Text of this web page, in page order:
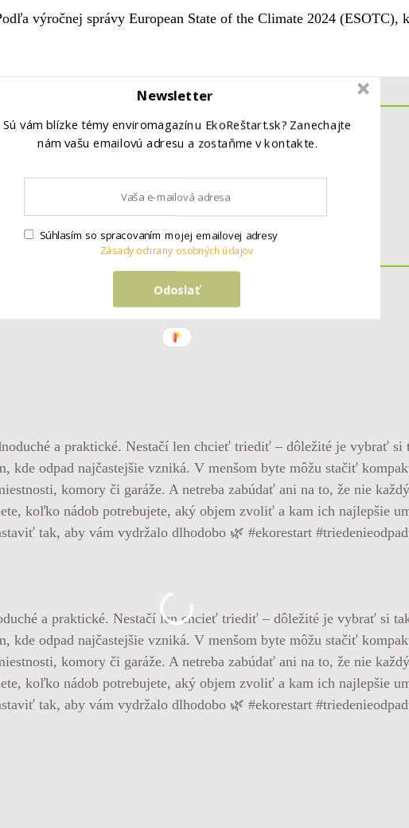
výročnej správy European State of the Climate 2024 (ESOTC),
a praktické. Nestačí len chcieť triediť – dôležité je vybrať si
kde odpad najčastejšie vzniká. V menšom byte môžu stačiť
komory či garáže. A netreba zabúdať ani na to, že nie
koľko nádob potrebujete, aký objem zvoliť a kam ich najlepšie
tak, aby vám vydržalo dlhodobo 🌿 #ekorestart
Newsletter
Sú vám blízke témy enviromagazínu EkoReštart.sk? Zanechajte
nám vašu emailovú adresu a zostaňme v kontakte.
Odoslať
Súhlasím so spracovaním mojej emailovej adresy
Zásady ochrany osobných údajov